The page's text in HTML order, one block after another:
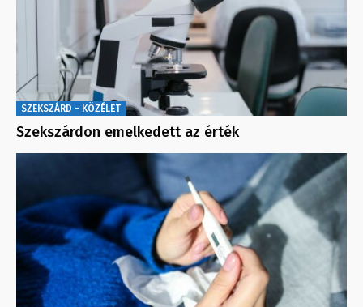
SZEKSZÁRD - KÖZÉLET
Szekszárdon emelkedett az érték